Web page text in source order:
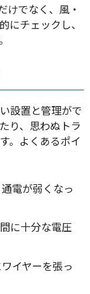
けでなく、風・
にチェックし、
設置と管理がで
り、思わぬトラ
。よくあるポイ
電が弱くなっ
に十分な電圧
イヤーを張っ